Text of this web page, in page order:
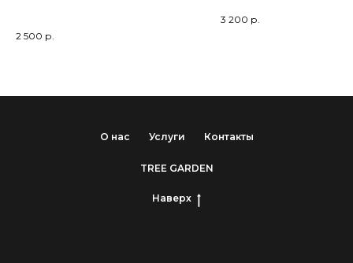
2 500 р.
3 200 р.
О нас Услуги Контакты
TREE GARDEN
Наверх